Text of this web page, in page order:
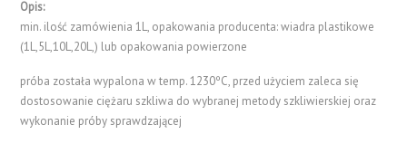
Opis:
min. ilość zamówienia 1L, opakowania producenta: wiadra plastikowe
(1L,5L,10L,20L,) lub opakowania powierzone
próba została wypalona w temp. 1230ºC, przed użyciem zaleca się
dostosowanie ciężaru szkliwa do wybranej metody szkliwierskiej oraz
wykonanie próby sprawdzającej